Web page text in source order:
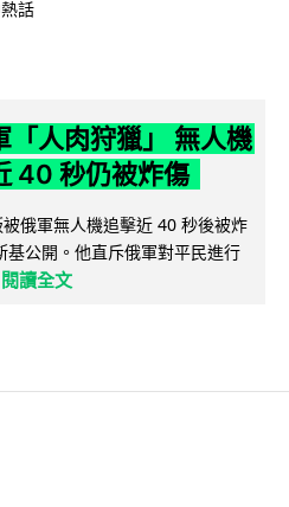
話
「人肉狩獵」 無人機
40 秒仍被炸傷
俄軍無人機追擊近 40 秒後被炸
公開。他直斥俄軍對平民進行
閱讀全文